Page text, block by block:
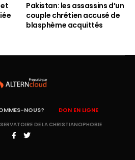
Pakistan: les assassins d’un
couple chrétien accusé de
blasphème acquittés
NOUS? DON EN LIGNE
DE LA CHRISTIANOPHOBIE